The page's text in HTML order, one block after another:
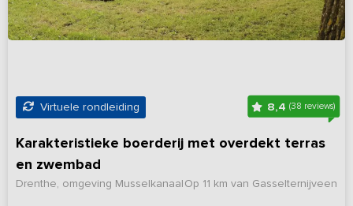
Virtuele rondleiding 8,4 (38 reviews)
Karakteristieke boerderij met overdekt terras
en zwembad
Op 11 km van Gasselternijveen
Drenthe, omgeving Musselkanaal